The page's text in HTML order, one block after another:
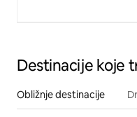
Destinacije koje
Obližnje destinacije